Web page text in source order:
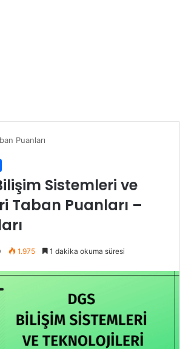
Puanları
Sistemleri ve
Taban Puanları –
1.975 1 dakika okuma süresi